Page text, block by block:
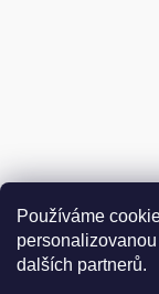
Používáme
dalších partnerů.
Copyright 2026
Upravit nastavení